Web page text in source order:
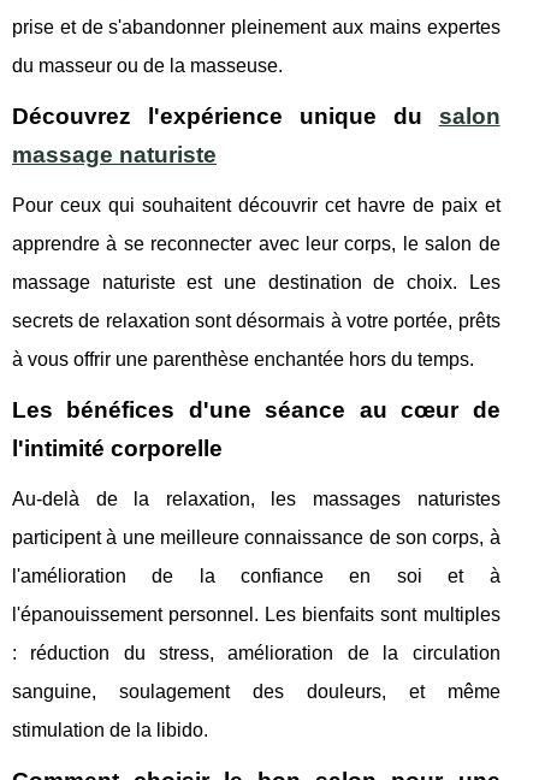
prise et de s'abandonner pleinement aux mains expertes
du masseur ou de la masseuse.
Découvrez l'expérience unique du salon
massage naturiste
Pour ceux qui souhaitent découvrir cet havre de paix et
apprendre à se reconnecter avec leur corps, le salon de
massage naturiste est une destination de choix. Les
secrets de relaxation sont désormais à votre portée, prêts
à vous offrir une parenthèse enchantée hors du temps.
Les bénéfices d'une séance au cœur de
l'intimité corporelle
Au-delà de la relaxation, les massages naturistes
participent à une meilleure connaissance de son corps, à
l'amélioration de la confiance en soi et à
l'épanouissement personnel. Les bienfaits sont multiples
: réduction du stress, amélioration de la circulation
sanguine, soulagement des douleurs, et même
stimulation de la libido.